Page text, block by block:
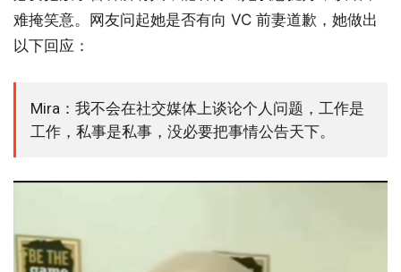
难掩笑意。网友问起她是否有向 VC 前妻道歉，她做出
以下回应：
Mira：我不会在社交媒体上谈论个人问题，工作是
工作，私事是私事，没必要把事情公告天下。